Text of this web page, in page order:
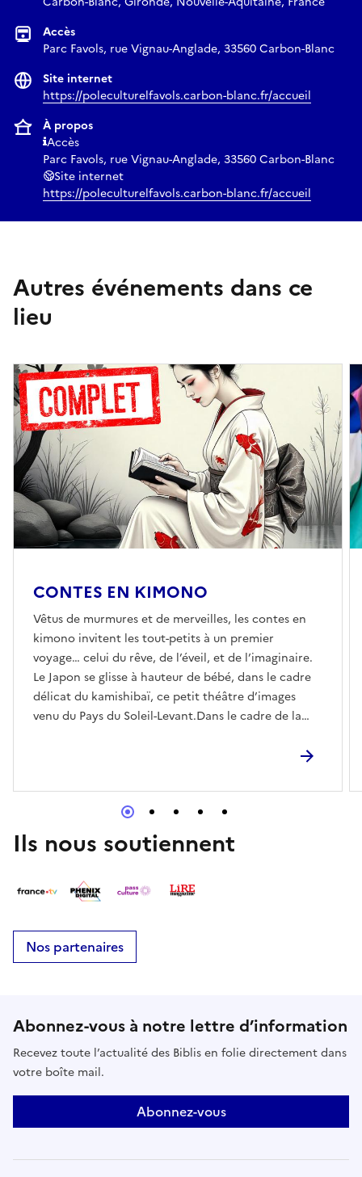
Accès
Parc Favols, rue Vignau-Anglade, 33560 Carbon-Blanc
Site internet
https://poleculturelfavols.carbon-blanc.fr/accueil
À propos
Accès
Parc Favols, rue Vignau-Anglade, 33560 Carbon-Blanc
Site internet
https://poleculturelfavols.carbon-blanc.fr/accueil
Autres événements dans ce
lieu
CONTES EN KIMONO
Vêtus de murmures et de merveilles, les contes en
kimono invitent les tout-petits à un premier
voyage… celui du rêve, de l’éveil, et de l’imaginaire.
Le Japon se glisse à hauteur de bébé, dans le cadre
délicat du kamishibaï, ce petit théâtre d’images
venu du Pays du Soleil-Levant.Dans le cadre de la
Ils nous soutiennent
Nos partenaires
Abonnez-vous à notre lettre d’information
Recevez toute l’actualité des Biblis en folie directement dans
votre boîte mail.
Abonnez-vous